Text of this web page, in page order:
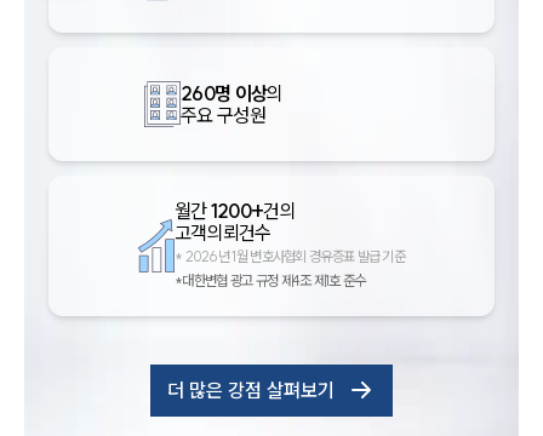
260명 이상의
주요 구성원
월간1200+건의
고객의뢰건수
* 2026년 1월 변호사협회 경유증표 발급 기준
*대한변협 광고 규정 제4조 제1호 준수
더 많은 강점 살펴보기